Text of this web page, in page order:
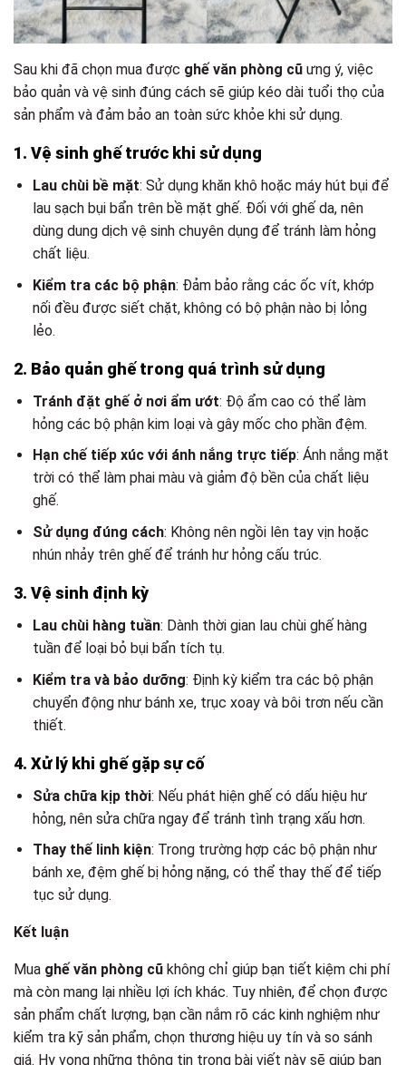
Sau khi đã chọn mua được ghế văn phòng cũ ưng ý, việc
bảo quản và vệ sinh đúng cách sẽ giúp kéo dài tuổi thọ của
sản phẩm và đảm bảo an toàn sức khỏe khi sử dụng.
1. Vệ sinh ghế trước khi sử dụng
Lau chùi bề mặt: Sử dụng khăn khô hoặc máy hút bụi để
lau sạch bụi bẩn trên bề mặt ghế. Đối với ghế da, nên
dùng dung dịch vệ sinh chuyên dụng để tránh làm hỏng
chất liệu.
Kiểm tra các bộ phận: Đảm bảo rằng các ốc vít, khớp
nối đều được siết chặt, không có bộ phận nào bị lỏng
lẻo.
2. Bảo quản ghế trong quá trình sử dụng
Tránh đặt ghế ở nơi ẩm ướt: Độ ẩm cao có thể làm
hỏng các bộ phận kim loại và gây mốc cho phần đệm.
Hạn chế tiếp xúc với ánh nắng trực tiếp: Ánh nắng mặt
trời có thể làm phai màu và giảm độ bền của chất liệu
ghế.
Sử dụng đúng cách: Không nên ngồi lên tay vịn hoặc
nhún nhảy trên ghế để tránh hư hỏng cấu trúc.
3. Vệ sinh định kỳ
Lau chùi hàng tuần: Dành thời gian lau chùi ghế hàng
tuần để loại bỏ bụi bẩn tích tụ.
Kiểm tra và bảo dưỡng: Định kỳ kiểm tra các bộ phận
chuyển động như bánh xe, trục xoay và bôi trơn nếu cần
thiết.
4. Xử lý khi ghế gặp sự cố
Sửa chữa kịp thời: Nếu phát hiện ghế có dấu hiệu hư
hỏng, nên sửa chữa ngay để tránh tình trạng xấu hơn.
Thay thế linh kiện: Trong trường hợp các bộ phận như
bánh xe, đệm ghế bị hỏng nặng, có thể thay thế để tiếp
tục sử dụng.
Kết luận
Mua ghế văn phòng cũ không chỉ giúp bạn tiết kiệm chi phí
mà còn mang lại nhiều lợi ích khác. Tuy nhiên, để chọn được
sản phẩm chất lượng, bạn cần nắm rõ các kinh nghiệm như
kiểm tra kỹ sản phẩm, chọn thương hiệu uy tín và so sánh
giá. Hy vọng những thông tin trong bài viết này sẽ giúp bạn